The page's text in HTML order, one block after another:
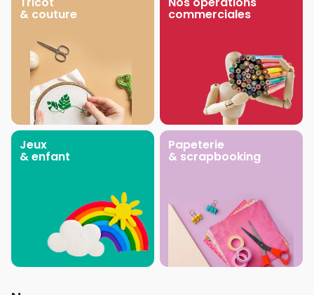
& couture commerciales
Jeux
& enfant
Papeterie
& scrapbooking